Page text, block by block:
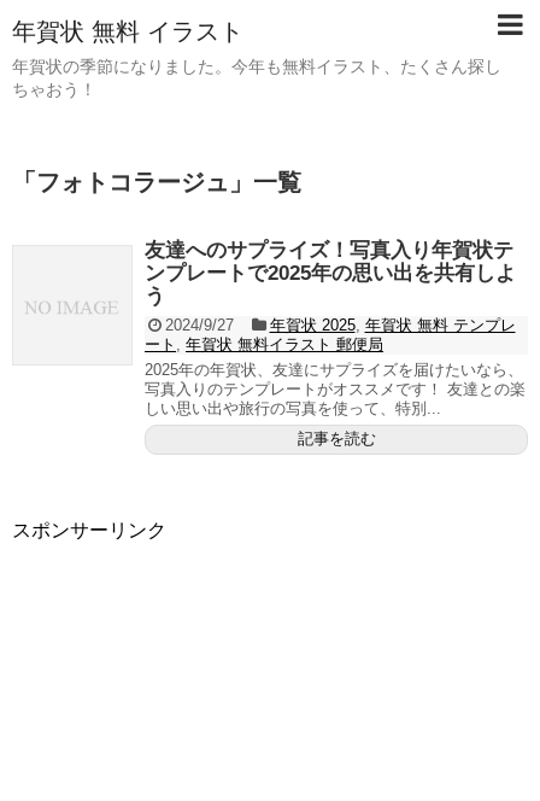
年賀状 無料 イラスト
年賀状の季節になりました。今年も無料イラスト、たくさん探し
ちゃおう！
「 フォトコラージュ 」 一覧
友達へのサプライズ！写真入り年賀状テ
ンプレートで2025年の思い出を共有しよ
う
2024/9/27 年賀状 2025, 年賀状 無料 テンプレ
ート
年賀状 無料イラスト 郵便局
2025年の年賀状、友達にサプライズを届けたいなら、
写真入りのテンプレートがオススメです！ 友達との楽
しい思い出や旅行の写真を使って、特別...
記事を読む
スポンサーリンク